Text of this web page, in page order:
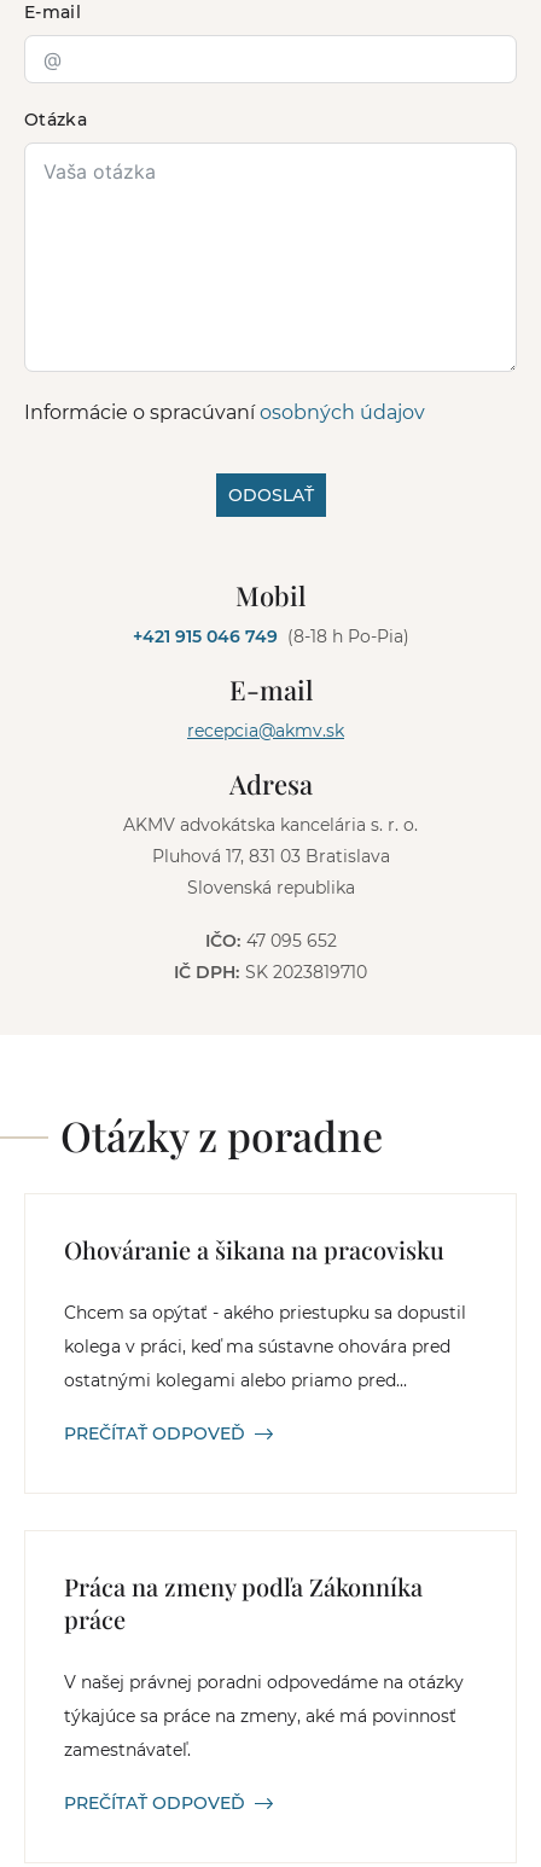
E-mail
Otázka
Informácie o spracúvaníosobných údajov
ODOSLAŤ
Mobil
+421 915 046 749 (8-18 h Po-Pia)
E-mail
recepcia@akmv.sk
Adresa
AKMV advokátska kancelária s. r. o.
Pluhová 17, 831 03 Bratislava
Slovenská republika
IČO: 47 095 652
IČ DPH: SK 2023819710
Otázky z poradne
Ohováranie a šikana na pracovisku
Chcem sa opýtať - akého priestupku sa dopustil
kolega v práci, keď ma sústavne ohovára pred
ostatnými kolegami alebo priamo pred...
PREČÍTAŤ ODPOVEĎ
Práca na zmeny podľa Zákonníka
práce
V našej právnej poradni odpovedáme na otázky
týkajúce sa práce na zmeny, aké má povinnosť
zamestnávateľ.
PREČÍTAŤ ODPOVEĎ